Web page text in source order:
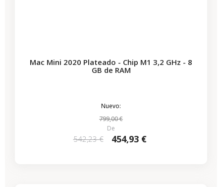
Mac Mini 2020 Plateado - Chip M1 3,2 GHz - 8
GB de RAM
Nuevo:
799,00 €
De
542,23 € 454,93 €